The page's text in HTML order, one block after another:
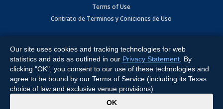
Terms of Use
Contrato de Terminos y Coniciones de Uso
Expressway, Weslaco, TX 78596.
All Rights Reserved. Powered by:Ruby Shore Software
Our site uses cookies and tracking technologies for web
statistics and ads as outlined in our Privacy Statement . By
clicking "OK", you consent to our use of these technologies and
agree to be bound by our Terms of Service (including its Texas
choice of law and exclusive venue provisions).
OK